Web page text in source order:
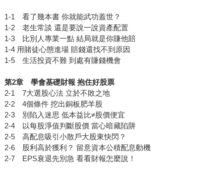
1-1 看了幾本書 你就能武功蓋世？
1-2 老生常談 還是要說一說資產配置
1-3 比別人專業一點 結局就是你賺他賠
1-4 用賭徒心態進場 賠錢還找不到原因
1-5 生活投資不難 到處有賺錢機會
第2章 學會基礎財報 抱住好股票
2-1 7大選股心法 立於不敗之地
2-2 4個條件 挖出銅板肥羊股
2-3 別陷入迷思 低本益比≠股價便宜
2-4 以每股淨值判斷股價 當心暗藏陷阱
2-5 高配息吸引小散戶大股東快閃？
2-6 股利高於獲利？ 留意資本公積配息動機
2-7 EPS衰退先別急 看看財報怎麼說！